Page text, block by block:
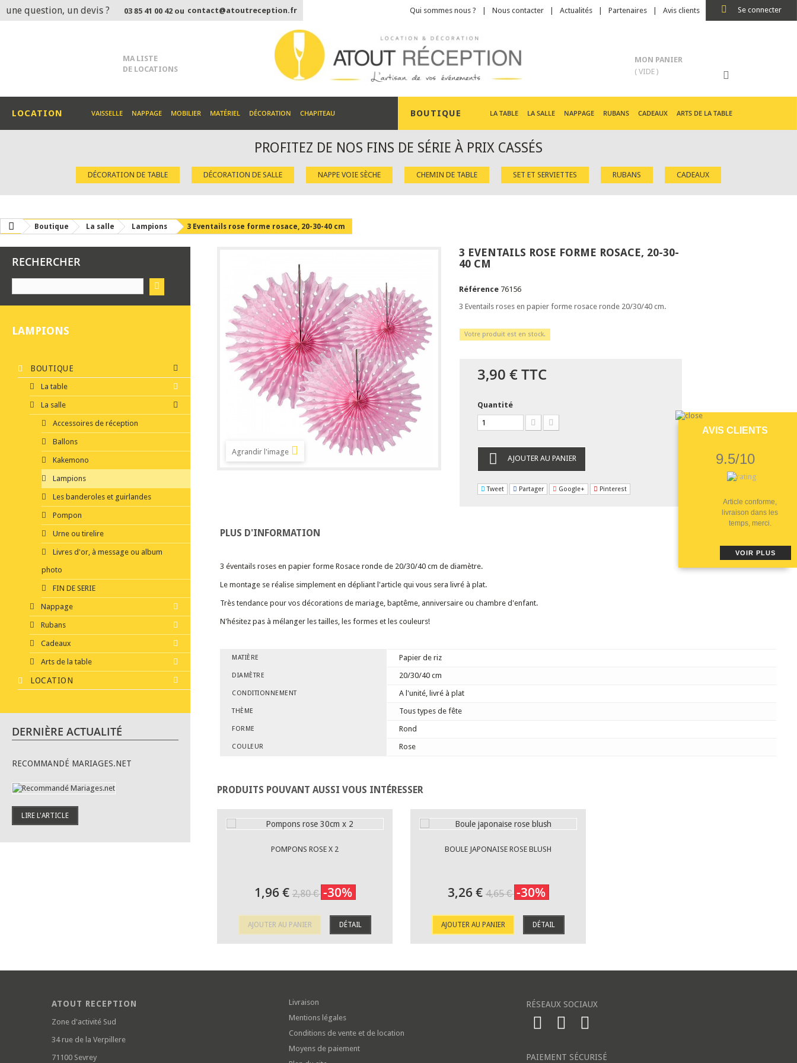
Se connecter
Qui sommes nous ? Nous contacter Actualités Partenaires Avis clients
une question, un devis ? 03 85 41 00 42 ou contact@atoutreception.fr
MA LISTE
DE LOCATIONS
MON PANIER
( VIDE )
LOCATION VAISSELLE NAPPAGE MOBILIER MATÉRIEL DÉCORATION CHAPITEAU BOUTIQUE LA TABLE LA SALLE NAPPAGE RUBANS CADEAUX ARTS DE LA TABLE
PROFITEZ DE NOS FINS DE SÉRIE À PRIX CASSÉS
DÉCORATION DE TABLE DÉCORATION DE SALLE NAPPE VOIE SÈCHE CHEMIN DE TABLE SET ET SERVIETTES RUBANS CADEAUX
Boutique La salle Lampions 3 Eventails rose forme rosace, 20-30-40 cm
RECHERCHER
LAMPIONS
BOUTIQUE
La table
La salle
Accessoires de réception
Ballons
Kakemono
Lampions
Les banderoles et guirlandes
Pompon
Urne ou tirelire
Livres d'or, à message ou album
photo
FIN DE SERIE
Nappage
Rubans
Cadeaux
Arts de la table
LOCATION
DERNIÈRE ACTUALITÉ
RECOMMANDÉ MARIAGES.NET
LIRE L'ARTICLE
Agrandir l'image
3 EVENTAILS ROSE FORME ROSACE, 20-30-
40 CM
Référence 76156
3 Eventails roses en papier forme rosace ronde 20/30/40 cm.
Votre produit est en stock.
3,90 €TTC
Quantité
AJOUTER AU PANIER
Tweet Partager Google+ Pinterest
PLUS D'INFORMATION
3 éventails roses en papier forme Rosace ronde de 20/30/40 cm de diamètre.
Le montage se réalise simplement en dépliant l'article qui vous sera livré à plat.
Très tendance pour vos décorations de mariage, baptême, anniversaire ou chambre d'enfant.
N'hésitez pas à mélanger les tailles, les formes et les couleurs!
MATIÈRE Papier de riz
DIAMÈTRE 20/30/40 cm
CONDITIONNEMENT A l'unité, livré à plat
THÈME Tous types de fête
FORME Rond
COULEUR Rose
PRODUITS POUVANT AUSSI VOUS INTÉRESSER
POMPONS ROSE X 2
1,96 €2,80 € -30%
AJOUTER AU PANIER DÉTAIL
BOULE JAPONAISE ROSE BLUSH
3,26 €4,65 € -30%
AJOUTER AU PANIER DÉTAIL
ATOUT RECEPTION
Zone d'activité Sud
34 rue de la Verpillere
71100 Sevrey
Livraison
Mentions légales
Conditions de vente et de location
Moyens de paiement
RÉSEAUX SOCIAUX
PAIEMENT SÉCURISÉ
AVIS CLIENTS
9.5/10
Article conforme,
livraison dans les
temps, merci.
VOIR PLUS